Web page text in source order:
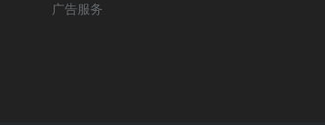
广告服务